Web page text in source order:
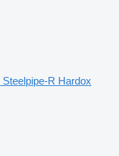
R Hardox